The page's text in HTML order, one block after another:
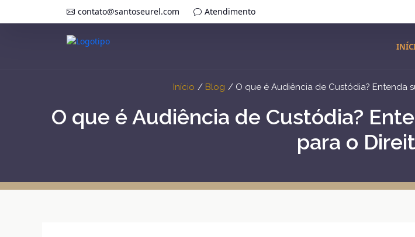
contato@santoseurel.com Atendimento
Início Blog O que é Audiência de Custódia? Entenda
O que é Audiência de Custódia?
para o